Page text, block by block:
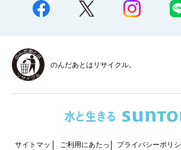
のんだあとはリサイクル。
サイトマッ
ご利用にあたっ
プライバシーポリシ